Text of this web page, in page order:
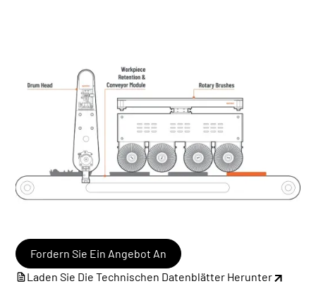
Fordern Sie Ein Angebot An
Laden Sie Die Technischen Datenblätter Herunter